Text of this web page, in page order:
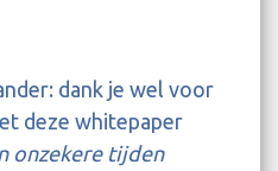
dank je wel voor
deze whitepaper
onzekere tijden